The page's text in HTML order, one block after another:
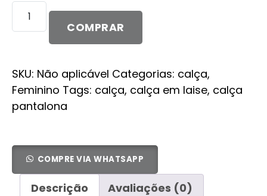
Calça
Joice
quantidade
COMPRAR
SKU: Não aplicável Categorias: calça,
Feminino Tags: calça, calça em laise, calça
pantalona
COMPRE VIA WHATSAPP
Descrição Avaliações (0)